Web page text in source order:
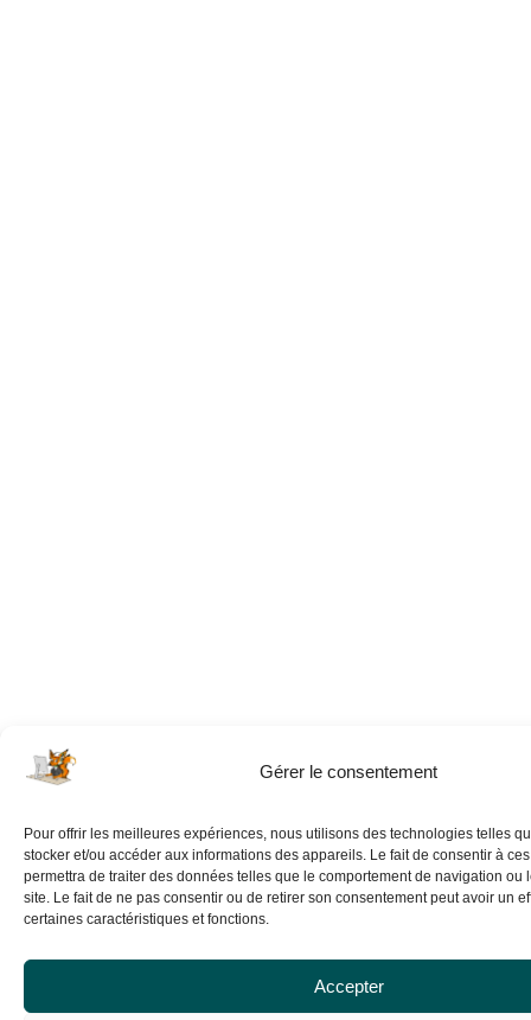
Gérer le consentement
Pour offrir les meilleures expériences, nous utilisons des technologies telles
stocker et/ou accéder aux informations des appareils. Le fait de consentir à
permettra de traiter des données telles que le comportement de navigation ou
site. Le fait de ne pas consentir ou de retirer son consentement peut avoir un
certaines caractéristiques et fonctions.
Accepter